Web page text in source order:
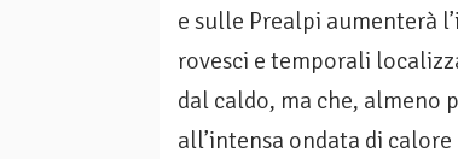
e sulle Prealpi aumenterà
rovesci e temporali
dal caldo, ma che, almeno
all’intensa ondata di